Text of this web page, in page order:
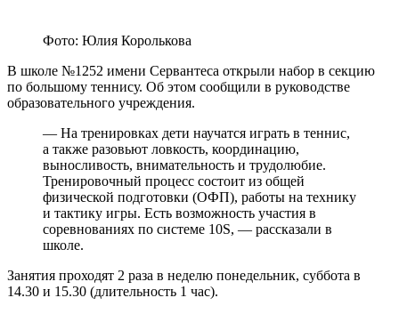
Фото: Юлия Королькова
В школе №1252 имени Сервантеса открыли набор в секцию
по большому теннису. Об этом сообщили в руководстве
образовательного учреждения.
— На тренировках дети научатся играть в теннис,
а также разовьют ловкость, координацию,
выносливость, внимательность и трудолюбие.
Тренировочный процесс состоит из общей
физической подготовки (ОФП), работы на технику
и тактику игры. Есть возможность участия в
соревнованиях по системе 10S, — рассказали в
школе.
Занятия проходят 2 раза в неделю понедельник, суббота в
14.30 и 15.30 (длительность 1 час).